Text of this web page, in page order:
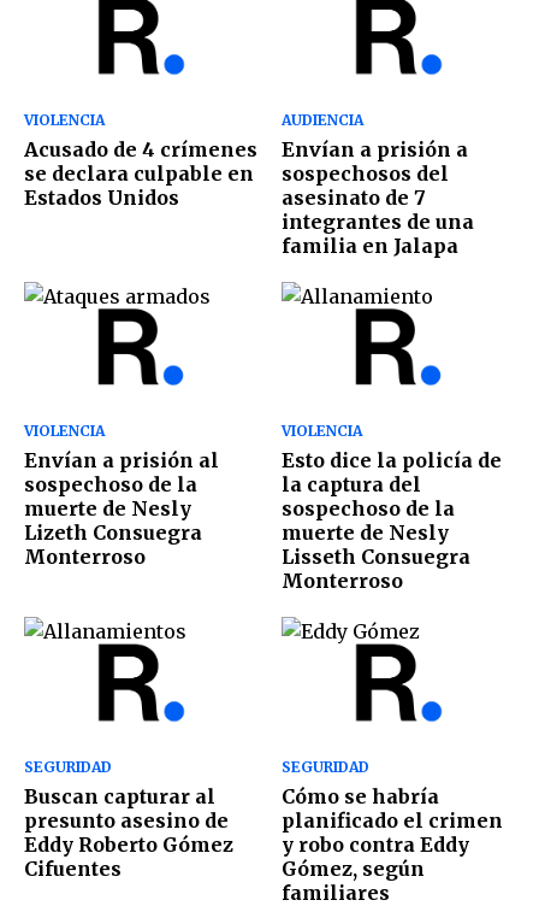
VIOLENCIA
Acusado de 4 crímenes
se declara culpable en
Estados Unidos
AUDIENCIA
Envían a prisión a
sospechosos del
asesinato de 7
integrantes de una
familia en Jalapa
VIOLENCIA
Envían a prisión al
sospechoso de la
muerte de Nesly
Lizeth Consuegra
Monterroso
VIOLENCIA
Esto dice la policía de
la captura del
sospechoso de la
muerte de Nesly
Lisseth Consuegra
Monterroso
SEGURIDAD
Buscan capturar al
presunto asesino de
Eddy Roberto Gómez
Cifuentes
SEGURIDAD
Cómo se habría
planificado el crimen
y robo contra Eddy
Gómez, según
familiares